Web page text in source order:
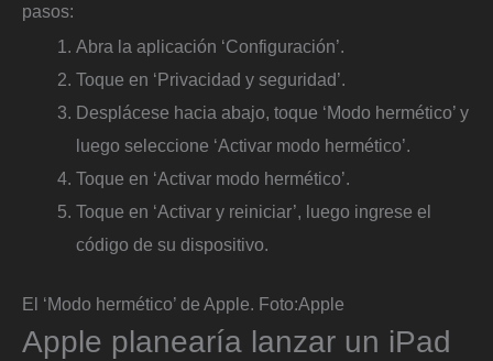
pasos:
Abra la aplicación ‘Configuración’.
Toque en ‘Privacidad y seguridad’.
Desplácese hacia abajo, toque ‘Modo hermético’ y
luego seleccione ‘Activar modo hermético’.
Toque en ‘Activar modo hermético’.
Toque en ‘Activar y reiniciar’, luego ingrese el
código de su dispositivo.
El ‘Modo hermético’ de Apple. Foto:Apple
Apple planearía lanzar un iPad